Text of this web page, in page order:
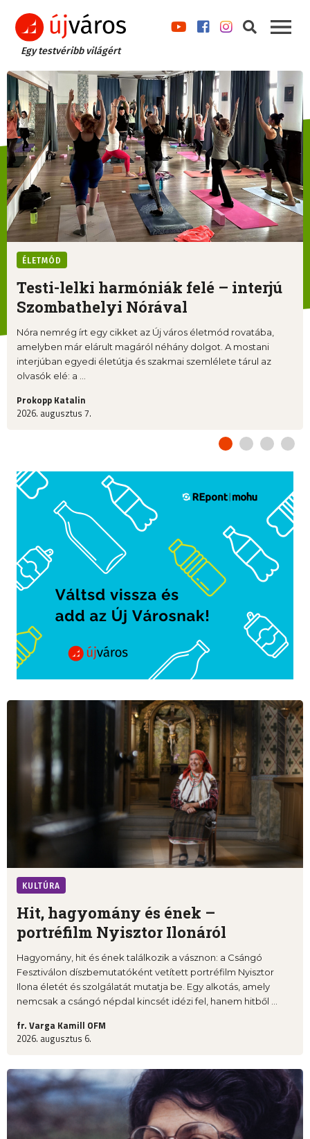
Egy testvéribb világért
ÉLETMÓD
Testi-lelki harmóniák felé – interjú
Szombathelyi Nórával
Nóra nemrég írt egy cikket az Új város életmód rovatába,
amelyben már elárult magáról néhány dolgot. A mostani
interjúban egyedi életútja és szakmai szemlélete tárul az
olvasók elé: a ...
Prokopp Katalin
2026. augusztus 7.
KULTÚRA
Hit, hagyomány és ének –
portréfilm Nyisztor Ilonáról
Hagyomány, hit és ének találkozik a vásznon: a Csángó
Fesztiválon díszbemutatóként vetített portréfilm Nyisztor
Ilona életét és szolgálatát mutatja be. Egy alkotás, amely
nemcsak a csángó népdal kincsét idézi fel, hanem hitből ...
fr. Varga Kamill OFM
2026. augusztus 6.